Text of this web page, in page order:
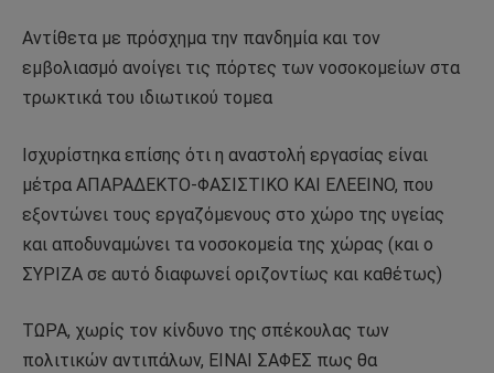
Αντίθετα με πρόσχημα την πανδημία και τον
εμβολιασμό ανοίγει τις πόρτες των νοσοκομείων στα
τρωκτικά του ιδιωτικού τομεα
Ισχυρίστηκα επίσης ότι η αναστολή εργασίας είναι
μέτρα ΑΠΑΡΑΔΕΚΤΟ-ΦΑΣΙΣΤΙΚΟ ΚΑΙ ΕΛΕΕΙΝΟ, που
εξοντώνει τους εργαζόμενους στο χώρο της υγείας
και αποδυναμώνει τα νοσοκομεία της χώρας (και ο
ΣΥΡΙΖΑ σε αυτό διαφωνεί οριζοντίως και καθέτως)
ΤΩΡΑ, χωρίς τον κίνδυνο της σπέκουλας των
πολιτικών αντιπάλων, ΕΙΝΑΙ ΣΑΦΕΣ πως θα